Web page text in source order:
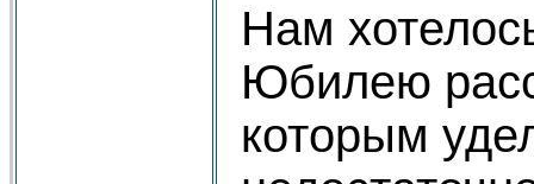
Нам
Юбилею
которым